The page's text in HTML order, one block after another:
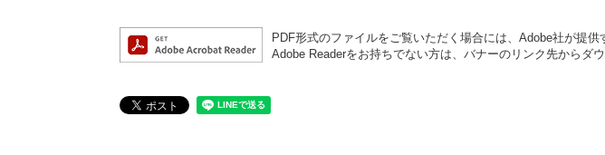
PDF形式のファイルをご覧いただく場合には、Adobe社が提供
Adobe Readerをお持ちでない方は、バナーのリンク先からダ